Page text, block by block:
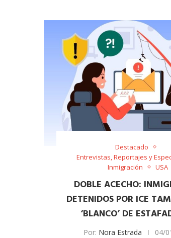
Destacado
Entrevistas, Reportajes y
Inmigración
USA
DOBLE ACECHO:
DETENIDOS POR ICE
‘BLANCO’ DE
Por: Nora Estrada 04/